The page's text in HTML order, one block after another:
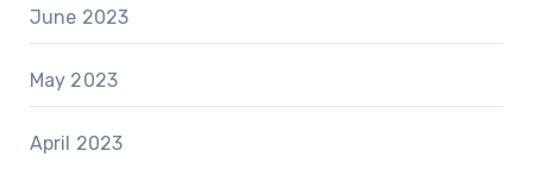
June 2023
May 2023
April 2023